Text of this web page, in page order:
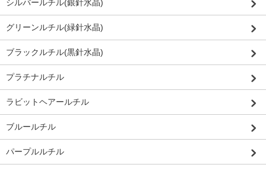
シルバールチル(銀針水晶)
グリーンルチル(緑針水晶)
ブラックルチル(黒針水晶)
プラチナルチル
ラビットヘアールチル
ブルールチル
パープルルチル